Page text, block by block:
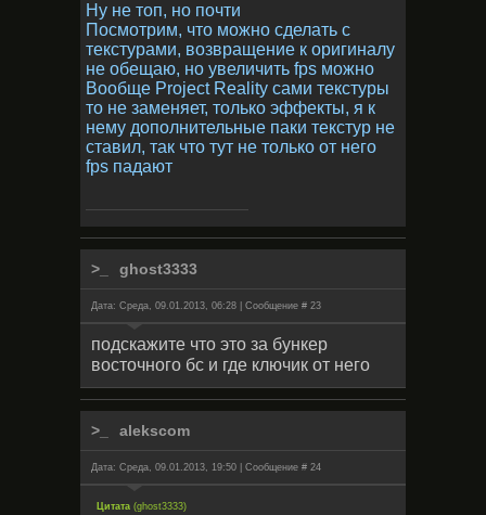
Ну не топ, но почти
Посмотрим, что можно сделать с
текстурами, возвращение к оригиналу
не обещаю, но увеличить fps можно
Вообще Project Reality сами текстуры
то не заменяет, только эффекты, я к
нему дополнительные паки текстур не
ставил, так что тут не только от него
fps падают
ghost3333
Дата: Среда, 09.01.2013, 06:28 | Сообщение # 23
подскажите что это за бункер
восточного бс и где ключик от него
alekscom
Дата: Среда, 09.01.2013, 19:50 | Сообщение # 24
Цитата (ghost3333)